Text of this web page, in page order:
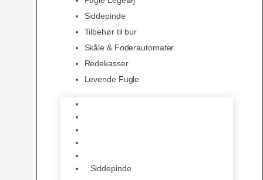
Siddepinde
Tilbehør til bur
Skåle & Foderautomater
Redekasser
Levende Fugle
Siddepinde